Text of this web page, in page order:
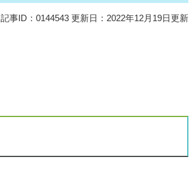
記事ID：0144543 更新日：2022年12月19日更新